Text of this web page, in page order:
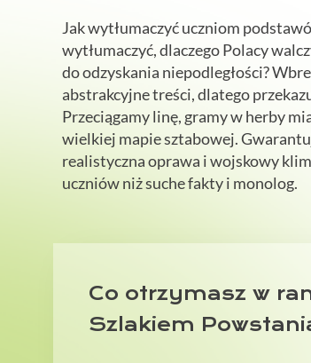
Jak wytłumaczyć uczniom
wytłumaczyć, dlaczego Polacy
do odzyskania niepodległości?
abstrakcyjne treści, dlatego
Przeciągamy linę, gramy w herby
wielkiej mapie sztabowej.
realistyczna oprawa i wojskowy
uczniów niż suche fakty i monolog.
Co otrzymasz w
Szlakiem